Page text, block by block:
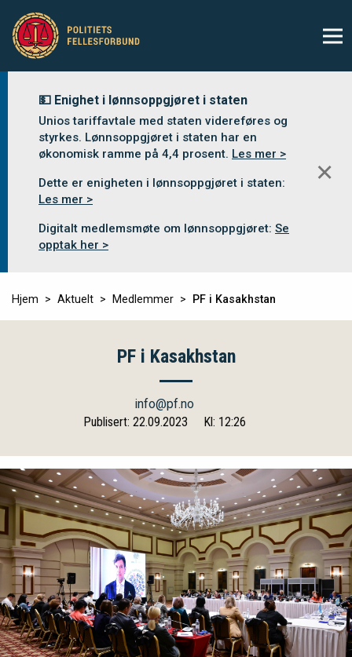
💵 Enighet i lønnsoppgjøret i staten
Unios tariffavtale med staten videreføres og
styrkes. Lønnsoppgjøret i staten har en
økonomisk ramme på 4,4 prosent. Les mer >
Dette er enigheten i lønnsoppgjøret i staten:
Les mer >
Digitalt medlemsmøte om lønnsoppgjøret: Se
opptak her >
✕
Hjem Aktuelt Medlemmer PF i Kasakhstan
PF i Kasakhstan
info@pf.no
Publisert: 22.09.2023
Kl: 12:26